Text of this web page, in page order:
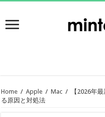
Home / Apple / Mac /
【2026年
る原因と対処法